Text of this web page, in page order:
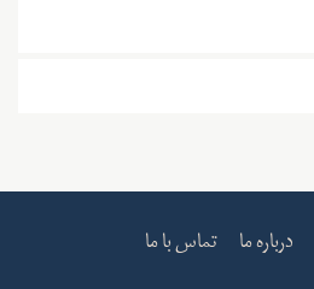
درباره ما تماس با ما